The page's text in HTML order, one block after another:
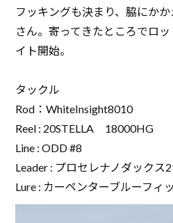
フッキングも決まり、脇にか
さん。寄ってきたところでロ
イト開始。
タックル
Rod：WhiteInsight8010
Reel : 20STELLA 18000HG
Line : ODD #8
Leader : プロセレナノダックス
Lure : カーペンターブルーフィ